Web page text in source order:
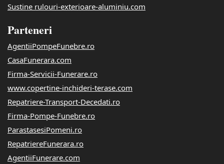
Sustine rulouri-exterioare-aluminiu.com
Parteneri
AgentiiPompeFunebre.ro
CasaFunerara.com
Firma-Servicii-Funerare.ro
www.copertine-inchideri-terase.com
Repatriere-Transport-Decedati.ro
Firma-Pompe-Funebre.ro
ParastasesiPomeni.ro
RepatriereFunerara.ro
AgentiiFunerare.com